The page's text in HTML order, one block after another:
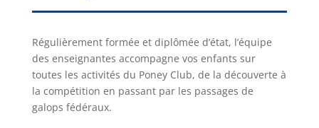
Régulièrement formée et diplômée d’état, l’équipe
des enseignantes accompagne vos enfants sur
toutes les activités du Poney Club, de la découverte à
la compétition en passant par les passages de
galops fédéraux.